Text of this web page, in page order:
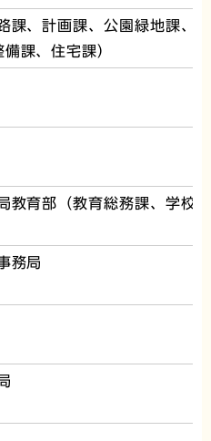
課、計画課、公園緑地課、
課、住宅課）
教育部（教育総務課、学校
務局